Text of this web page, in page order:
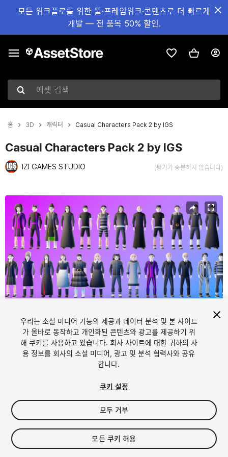
모든 워크플로를 위한 툴·프레임워크·콘텐츠로 더 빠르게
개발 — 전 품목 50% 할인.
에셋 검색
홈 3D 캐릭터 Casual Characters Pack 2 by IGS
Casual Characters Pack 2 by IGS
IZI GAMES STUDIO (평가가 충분하지 않습니다)
현재 슬라이드: 1 / 19
1/19
$59
세금/부가세는 결제 시 반영됩니다.
우리는 소셜 미디어 기능의 제공과 데이터 분석 및 본 사이트
가 올바로 동작하고 개인화된 콘텐츠와 광고를 제공하기 위
해 쿠키를 사용하고 있습니다. 회사 사이트에 대한 귀하의 사
용 정보를 회사의 소셜 미디어, 광고 및 분석 협력사와 공유
합니다.
쿠키 설정
모두 거부
모든 쿠키 허용